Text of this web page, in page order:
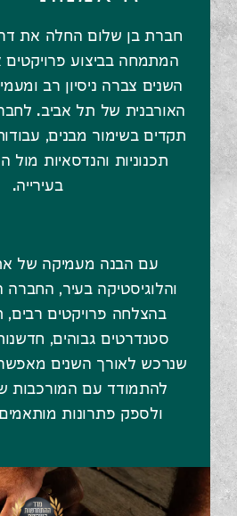
חברת בן שלום החלה את
המתמחה בביצוע פרויקטים
השנים צברה ניסיון רב
האורבנית של תל אביב.
תקדים בשימור מבנים,
תכנוניות והנדסאיות מול
בעירייה.
עם הבנה מעמיקה של
והלוגיסטיקה בעיר, החברה
בהצלחה פרויקטים
סטנדרטים גבוהים,
שנרכש לאורך השנים
להתמודד עם המורכבות
ולספק פתרונות